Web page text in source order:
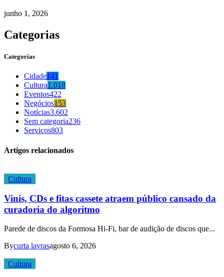
junho 1, 2026
Categorias
Categorias
Cidade141
Cultura1.018
Eventos422
Negócios153
Notícias3.602
Sem categoria236
Serviços803
Artigos relacionados
Cultura
Vinis, CDs e fitas cassete atraem público cansado da
curadoria do algoritmo
Parede de discos da Formosa Hi-Fi, bar de audição de discos que...
Bycurta lavrasagosto 6, 2026
Cultura